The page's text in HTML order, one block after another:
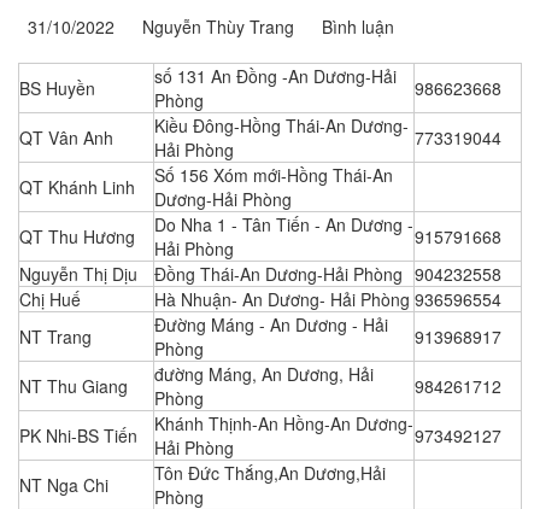
31/10/2022 Nguyễn Thùy Trang Bình luận
BS Huyền
số 131 An Đồng -An Dương-Hải
Phòng
986623668
QT Vân Anh
Kiều Đông-Hồng Thái-An Dương-
Hải Phòng
773319044
QT Khánh Linh
Số 156 Xóm mới-Hồng Thái-An
Dương-Hải Phòng
QT Thu Hương
Do Nha 1 - Tân Tiến - An Dương -
Hải Phòng
915791668
Nguyễn Thị Dịu
Đồng Thái-An Dương-Hải Phòng 904232558
Chị Huế
Hà Nhuận- An Dương- Hải Phòng 936596554
NT Trang
Đường Máng - An Dương - Hải
Phòng
913968917
NT Thu Giang
đường Máng, An Dương, Hải
Phòng
984261712
PK Nhi-BS Tiến
Khánh Thịnh-An Hồng-An Dương-
Hải Phòng
973492127
NT Nga Chi
Tôn Đức Thắng,An Dương,Hải
Phòng